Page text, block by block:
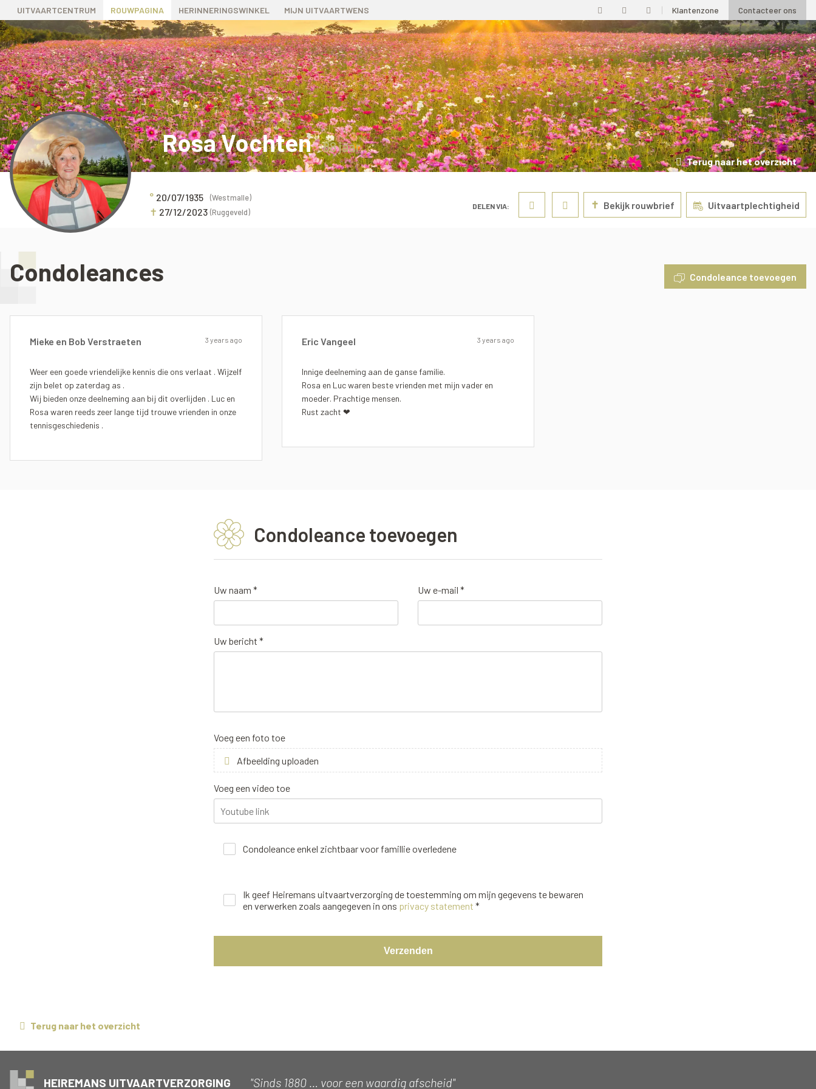
UITVAARTCENTRUM ROUWPAGINA HERINNERINGSWINKEL MIJN UITVAARTWENS Klantenzone Contacteer ons
Rosa Vochten 88 jaar
Terug naar het overzicht
° 20/07/1935 (Westmalle)
✝ 27/12/2023 (Ruggeveld)
DELEN VIA: ✝ Bekijk rouwbrief Uitvaartplechtigheid
Condoleances Condoleance toevoegen
Mieke en Bob Verstraeten 3 years ago
Weer een goede vriendelijke kennis die ons verlaat . Wijzelf
zijn belet op zaterdag as .
Wij bieden onze deelneming aan bij dit overlijden . Luc en
Rosa waren reeds zeer lange tijd trouwe vrienden in onze
tennisgeschiedenis .
Eric Vangeel 3 years ago
Innige deelneming aan de ganse familie.
Rosa en Luc waren beste vrienden met mijn vader en
moeder. Prachtige mensen.
Rust zacht ❤
Condoleance toevoegen
Uw naam * Uw e-mail *
Uw bericht *
Voeg een foto toe
Afbeelding uploaden
Voeg een video toe
Condoleance enkel zichtbaar voor famillie overledene
Ik geef Heiremans uitvaartverzorging de toestemming om mijn gegevens te bewaren
en verwerken zoals aangegeven in ons privacy statement *
Verzenden
Terug naar het overzicht
HEIREMANS UITVAARTVERZORGING "Sinds 1880 … voor een waardig afscheid"